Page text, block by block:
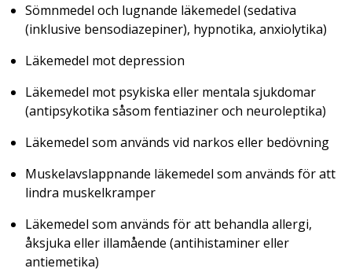
Sömnmedel och lugnande läkemedel (sedativa
(inklusive bensodiazepiner), hypnotika, anxiolytika)
Läkemedel mot depression
Läkemedel mot psykiska eller mentala sjukdomar
(antipsykotika såsom fentiaziner och neuroleptika)
Läkemedel som används vid narkos eller bedövning
Muskelavslappnande läkemedel som används för att
lindra muskelkramper
Läkemedel som används för att behandla allergi,
åksjuka eller illamående (antihistaminer eller
antiemetika)